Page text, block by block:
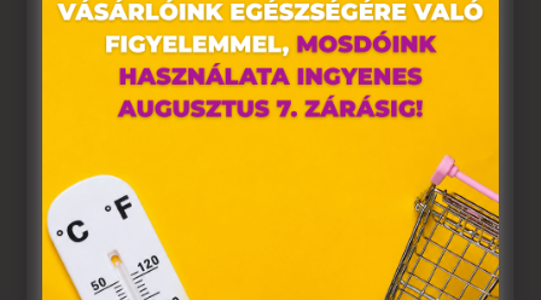
Weboldalunkon „cookie"-kat (továbbiakban „süti")
alkalmazunk. Ezek olyan fájlok, melyek információt
tárolnak webes böngészőjében. Ehhez az Ön
hozzájárulása szükséges.
A „sütiket" az elektronikus hírközlésről szóló 2003. évi C.
törvény, az elektronikus kereskedelmi szolgáltatások, az
információs társadalommal összefüggő szolgáltatások
egyes kérdéseiről szóló 2001. évi CVIII. törvény, valamint
az Európai Unió előírásainak megfelelően használjuk.
Azon weblapoknak, melyek az Európai Unió országain
belül működnek, a „sütik" használatához, és ezeknek a
felhasználó számítógépén vagy egyéb eszközén történő